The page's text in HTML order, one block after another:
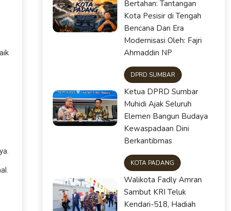
Bertahan: Tantangan
Kota Pesisir di Tengah
Bencana Dan Era
Modernisasi Oleh: Fajri
Ahmaddin NP
DPRD SUMBAR
Ketua DPRD Sumbar
Muhidi Ajak Seluruh
Elemen Bangun Budaya
Kewaspadaan Dini
Berkantibmas
KOTA PADANG
Walikota Fadly Amran
Sambut KRI Teluk
Kendari-518, Hadiah